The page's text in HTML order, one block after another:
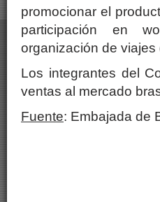
promocionar el
participación en
organización de
Los integrantes del
ventas al mercado
Fuente: Embajada de